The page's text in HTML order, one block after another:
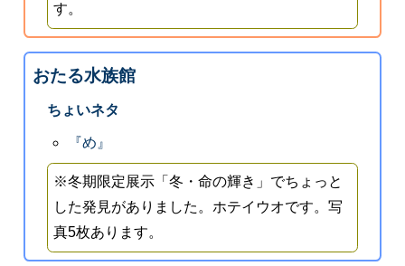
す。
おたる水族館
ちょいネタ
『め』
※冬期限定展示「冬・命の輝き」でちょっと
した発見がありました。ホテイウオです。写
真5枚あります。